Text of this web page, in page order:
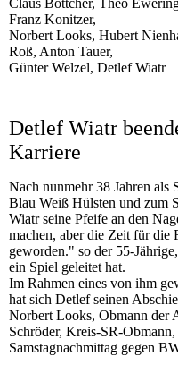
Claus Böttcher, Theo
Franz Konitzer,
Norbert Looks, Hubert
Roß, Anton Tauer,
Günter Welzel, Detlef Wiatr
Detlef Wiatr
Karriere
Nach nunmehr 38 Jahren als
Blau Weiß Hülsten und zum
Wiatr seine Pfeife an den
machen, aber die Zeit für
geworden." so der 55-
ein Spiel geleitet hat.
Im Rahmen eines von ihm
hat sich Detlef seinen
Norbert Looks, Obmann der
Schröder, Kreis-SR-
Samstagnachmittag gegen